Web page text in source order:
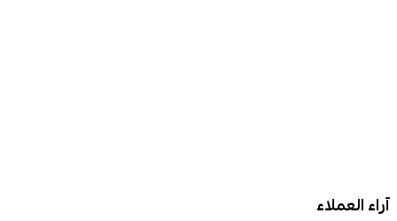
آراء العملاء